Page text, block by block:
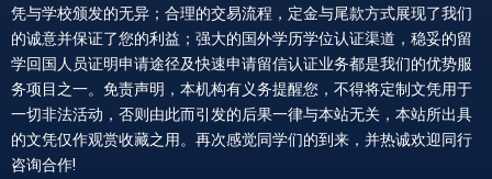
凭与学校颁发的无异；合理的交易流程，定金与尾款方式展现了我们
的诚意并保证了您的利益；强大的国外学历学位认证渠道，稳妥的留
学回国人员证明申请途径及快速申请留信认证业务都是我们的优势服
务项目之一。免责声明，本机构有义务提醒您，不得将定制文凭用于
一切非法活动，否则由此而引发的后果一律与本站无关，本站所出具
的文凭仅作观赏收藏之用。再次感觉同学们的到来，并热诚欢迎同行
咨询合作!